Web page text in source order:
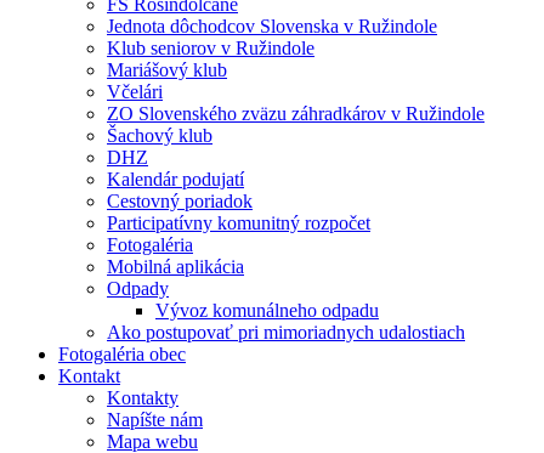
FS Rošindolčané
Jednota dôchodcov Slovenska v Ružindole
Klub seniorov v Ružindole
Mariášový klub
Včelári
ZO Slovenského zväzu záhradkárov v Ružindole
Šachový klub
DHZ
Kalendár podujatí
Cestovný poriadok
Participatívny komunitný rozpočet
Fotogaléria
Mobilná aplikácia
Odpady
Vývoz komunálneho odpadu
Ako postupovať pri mimoriadnych udalostiach
Fotogaléria obec
Kontakt
Kontakty
Napíšte nám
Mapa webu